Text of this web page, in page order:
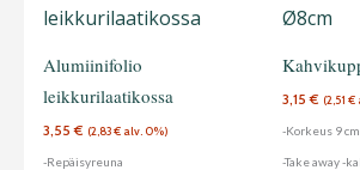
Alumiinifolio
leikkurilaatikossa
3,55€ (2,83€ alv. 0%)
-Repäisyreuna
3,15€ (2,51 €
-Korkeus 9 cm
-Take away -